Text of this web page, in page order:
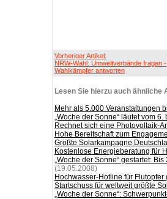
Vorheriger Artikel:
NRW-Wahl: Umweltverbände fragen -
Wahlkämpfer antworten
Lesen Sie hierzu auch ähnliche
Mehr als 5.000 Veranstaltungen
„Woche der Sonne“ läutet vom
Rechnet sich eine Photovoltaik-
Hohe Bereitschaft zum
Größte Solarkampagne
Kostenlose Energieberatung für
„Woche der Sonne“ gestartet:
(19.05.2008)
Hochwasser-Hotline für Flutopfer
Startschuss für weltweit größte
„Woche der Sonne“: